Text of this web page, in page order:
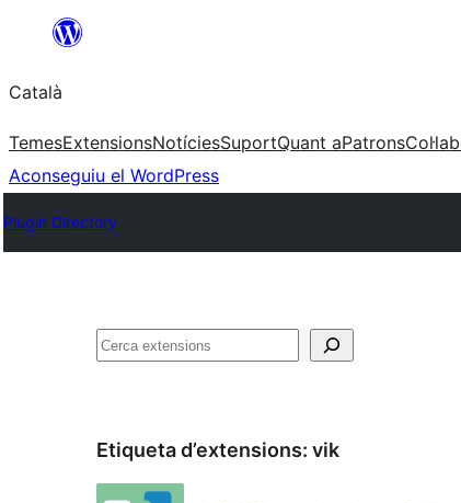
contingut
Català
TemesExtensionsNotíciesSuportQuant aPatrons
Aconseguiu el WordPress
Plugin Directory
Cerca
Etiqueta d’extensions: vik